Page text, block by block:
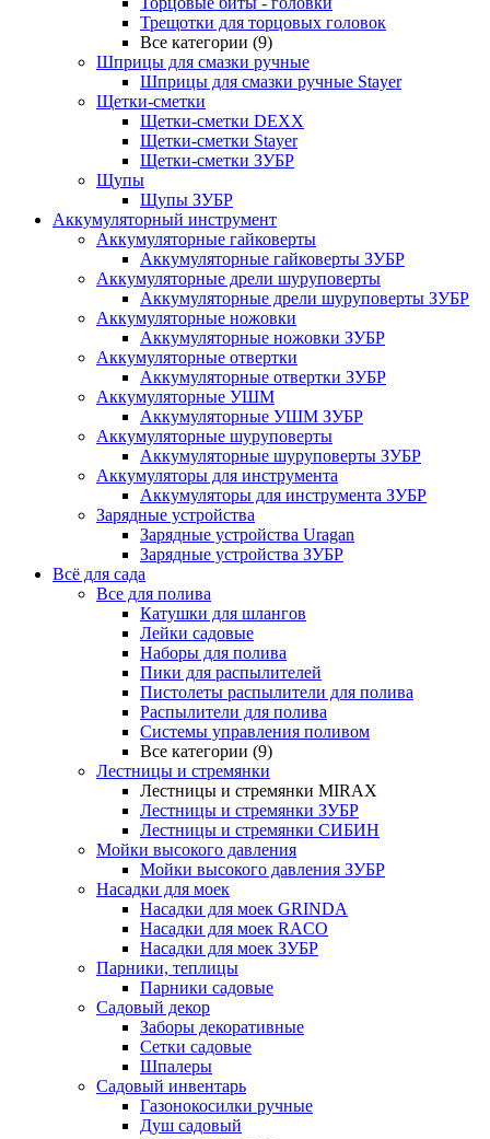
Трещотки для торцовых головок
Все категории (9)
Шприцы для смазки ручные
Шприцы для смазки ручные Stayer
Щетки-сметки
Щетки-сметки DEXX
Щетки-сметки Stayer
Щетки-сметки ЗУБР
Щупы
Щупы ЗУБР
Аккумуляторный инструмент
Аккумуляторные гайковерты
Аккумуляторные гайковерты ЗУБР
Аккумуляторные дрели шуруповерты
Аккумуляторные дрели шуруповерты ЗУБР
Аккумуляторные ножовки
Аккумуляторные ножовки ЗУБР
Аккумуляторные отвертки
Аккумуляторные отвертки ЗУБР
Аккумуляторные УШМ
Аккумуляторные УШМ ЗУБР
Аккумуляторные шуруповерты
Аккумуляторные шуруповерты ЗУБР
Аккумуляторы для инструмента
Аккумуляторы для инструмента ЗУБР
Зарядные устройства
Зарядные устройства Uragan
Зарядные устройства ЗУБР
Всё для сада
Все для полива
Катушки для шлангов
Лейки садовые
Наборы для полива
Пики для распылителей
Пистолеты распылители для полива
Распылители для полива
Системы управления поливом
Все категории (9)
Лестницы и стремянки
Лестницы и стремянки MIRAX
Лестницы и стремянки ЗУБР
Лестницы и стремянки СИБИН
Мойки высокого давления
Мойки высокого давления ЗУБР
Насадки для моек
Насадки для моек GRINDA
Насадки для моек RACO
Насадки для моек ЗУБР
Парники, теплицы
Парники садовые
Садовый декор
Заборы декоративные
Сетки садовые
Шпалеры
Садовый инвентарь
Газонокосилки ручные
Душ садовый